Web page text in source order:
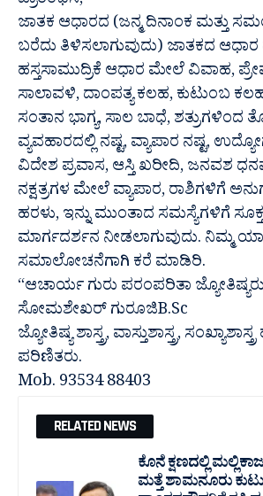
ಜಾತಕ ಆಧಾರದ (ಜನ್ಮ ದಿನಾಂಕ ಮತ್ತು
ಬರೆದು ತಿಳಿಸಲಾಗುವುದು) ಜಾತಕದ
ಹಸ್ತಸಾಮುದ್ರಿಕೆ ಆಧಾರ ಮೇಲೆ ವಿವಾಹ,
ಸಾಲಾವಳಿ, ದಾಂಪತ್ಯ ಕಲಹ, ಕುಟುಂಬ
ಸಂತಾನ ಭಾಗ್ಯ, ಸಾಲ ಬಾಧೆ, ಶತ್ರುಗಳಿಂದ
ವ್ಯವಹಾರದಲ್ಲಿ ನಷ್ಟ, ವ್ಯಾಪಾರ ನಷ್ಟ,
ವಿದೇಶ ಪ್ರವಾಸ, ಆಸ್ತಿ ಖರೀದಿ, ಜನವಶ
ನಕ್ಷತ್ರಗಳ ಮೇಲೆ ವ್ಯಾಪಾರ, ರಾಶಿಗಳಿಗೆ
ಹರಳು, ಇನ್ನು ಮುಂತಾದ ಸಮಸ್ಯೆಗಳಿಗೆ
ಮಾರ್ಗದರ್ಶನ ನೀಡಲಾಗುವುದು. ನಿಮ್ಮ
ಸಮಾಲೋಚನೆಗಾಗಿ ಕರೆ ಮಾಡಿರಿ.
“ಆಚಾರ್ಯ ಗುರು ಪರಂಪರಿತಾ
ಸೋಮಶೇಖರ್ ಗುರೂಜಿB.Sc
ಜ್ಯೋತಿಷ್ಯ ಶಾಸ್ತ್ರ, ವಾಸ್ತುಶಾಸ್ತ್ರ,
ಪರಿಣಿತರು.
Mob. 93534 88403
RELATED NEWS
ಕೊನೆ ಕ್ಷಣದಲ್ಲಿ
ಮತ್ತೆ ಶಾಮನೂರು